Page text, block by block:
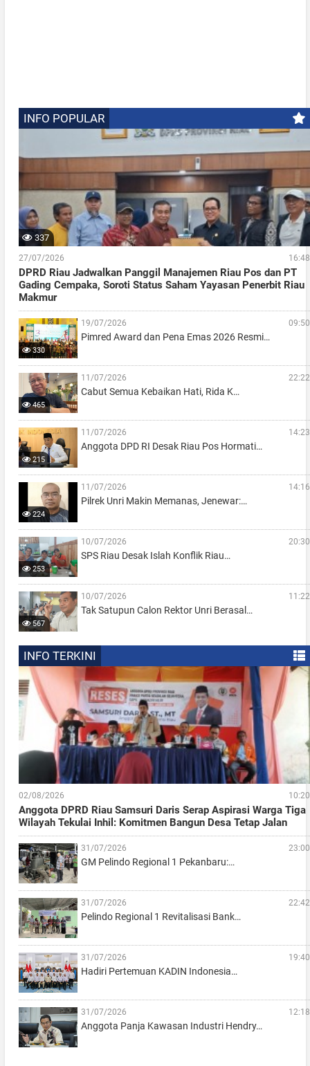
INFO POPULAR
337
27/07/2026 16:48
DPRD Riau Jadwalkan Panggil Manajemen Riau Pos dan PT
Gading Cempaka, Soroti Status Saham Yayasan Penerbit Riau
Makmur
330
19/07/2026 09:50
Pimred Award dan Pena Emas 2026 Resmi…
465
11/07/2026 22:22
Cabut Semua Kebaikan Hati, Rida K…
215
11/07/2026 14:23
Anggota DPD RI Desak Riau Pos Hormati…
224
11/07/2026 14:16
Pilrek Unri Makin Memanas, Jenewar:…
253
10/07/2026 20:30
SPS Riau Desak Islah Konflik Riau…
567
10/07/2026 11:22
Tak Satupun Calon Rektor Unri Berasal…
INFO TERKINI
02/08/2026 10:20
Anggota DPRD Riau Samsuri Daris Serap Aspirasi Warga Tiga
Wilayah Tekulai Inhil: Komitmen Bangun Desa Tetap Jalan
31/07/2026 23:00
GM Pelindo Regional 1 Pekanbaru:…
31/07/2026 22:42
Pelindo Regional 1 Revitalisasi Bank…
31/07/2026 19:40
Hadiri Pertemuan KADIN Indonesia…
31/07/2026 12:18
Anggota Panja Kawasan Industri Hendry…